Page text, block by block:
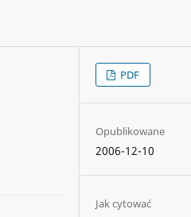
PDF
Opublikowane
2006-12-10
Jak cytować